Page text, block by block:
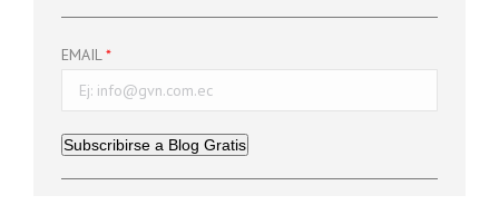
EMAIL
Subscribirse a Blog Gratis